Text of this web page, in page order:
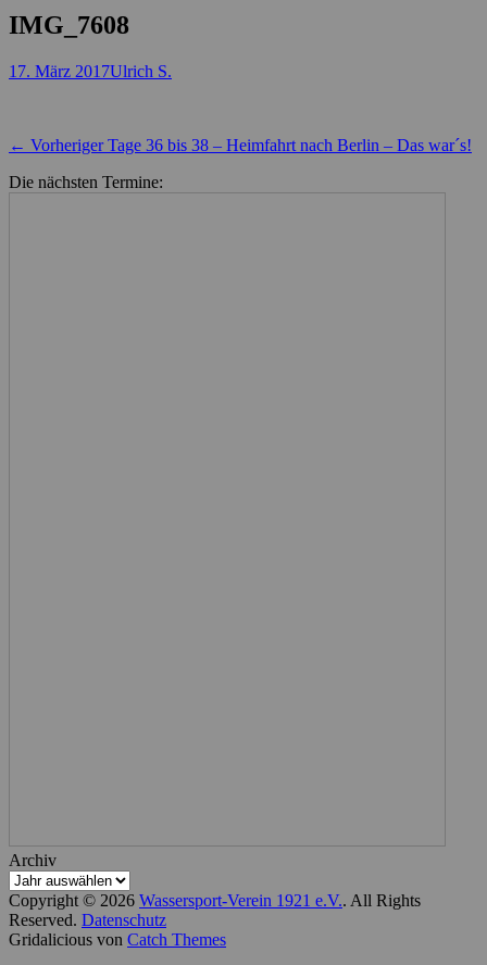
IMG_7608
Posted
17. März 2017Autor
Ulrich S.
Beitragsnavigation
← Vorheriger Vorheriger
Tage 36 bis 38 – Heimfahrt nach Berlin – Das war´s!
Die nächsten Termine:
Archiv
Copyright © 2026 Wassersport-Verein 1921 e.V.. All Rights
Reserved. Datenschutz
Gridalicious von Catch Themes